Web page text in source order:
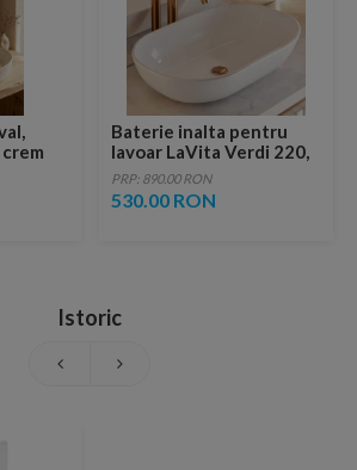
Baterie inalta pentru
lavoar LaVita Verdi 220,
fara ventil, brushed
copper
PRP: 890.00 RON
530.00 RON
Istoric